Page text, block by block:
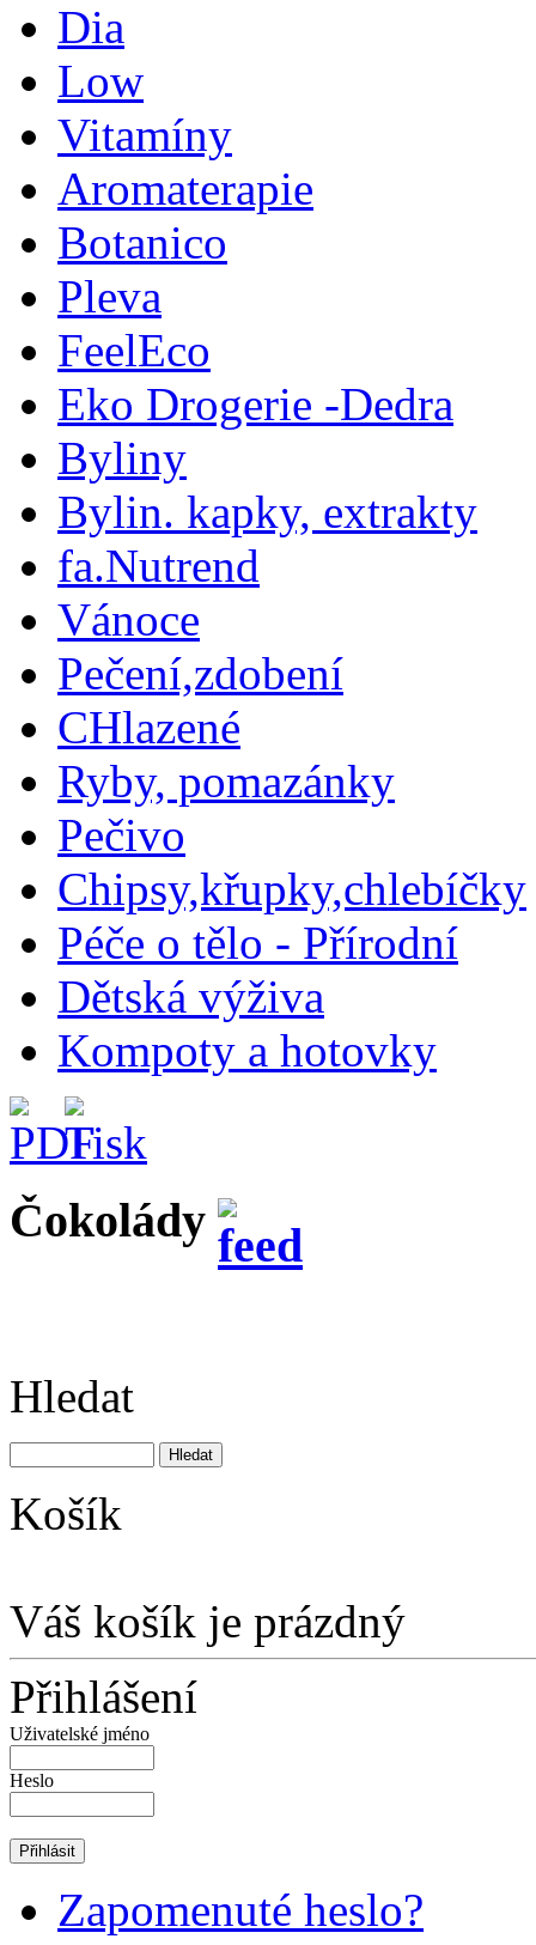
Dia
Low
Vitamíny
Aromaterapie
Botanico
Pleva
FeelEco
Eko Drogerie -Dedra
Byliny
Bylin. kapky, extrakty
fa.Nutrend
Vánoce
Pečení,zdobení
CHlazené
Ryby, pomazánky
Pečivo
Chipsy,křupky,chlebíčky
Péče o tělo - Přírodní
Dětská výživa
Kompoty a hotovky
Čokolády
Hledat
Košík
Váš košík je prázdný
Přihlášení
Uživatelské jméno
Heslo
Zapomenuté heslo?